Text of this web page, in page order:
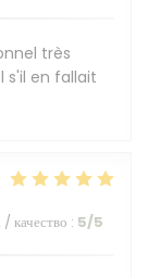
très
s'il en fallait
качество : 5/5